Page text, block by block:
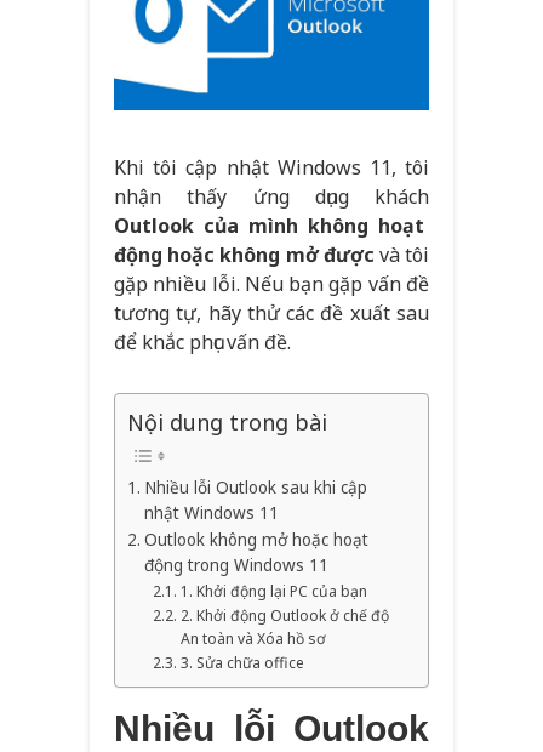
Khi tôi cập nhật Windows 11, tôi
nhận thấy ứng dụng khách
Outlook của mình không hoạt
động hoặc không mở được và tôi
gặp nhiều lỗi. Nếu bạn gặp vấn đề
tương tự, hãy thử các đề xuất sau
để khắc phục vấn đề.
Nội dung trong bài
Nhiều lỗi Outlook sau khi cập
nhật Windows 11
Outlook không mở hoặc hoạt
động trong Windows 11
1. Khởi động lại PC của bạn
2. Khởi động Outlook ở chế độ
An toàn và Xóa hồ sơ
3. Sửa chữa office
Nhiều lỗi Outlook